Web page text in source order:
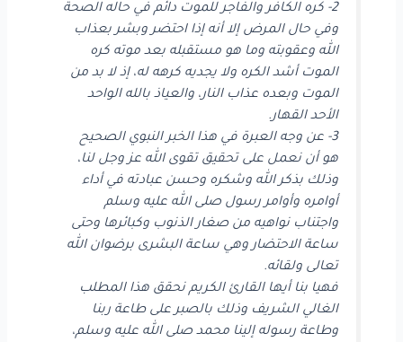
2- كره الكافر والفاجر للموت دائم في حاله الصحة
وفي حال المرض إلا أنه إذا احتضر وبشر بعذاب
الله وعقوبته وما هو مستقبله بعد موته كره
الموت أشد الكره ولا يجديه كرهه له، إذ لا بد من
الموت وبعده عذاب النار، والعياذ بالله الواحد
الأحد القهار.
3- عن وجه العبرة في هذا الخبر النبوي الصحيح
هو أن نعمل على تحقيق تقوى الله عز وجل لنا،
وذلك بذكر الله وشكره وحسن عبادته في أداء
أوامره وأوامر رسول صلى الله عليه وسلم
واجتناب نواهيه من صغار الذنوب وكبائرها وحتى
ساعة الاحتضار وهي ساعة البشرى برضوان الله
تعالى ولقائه.
فهيا بنا أيها القارئ الكريم نحقق هذا المطلب
الغالي الشريف وذلك بالصبر على طاعة ربنا
وطاعة رسوله إلينا محمد صلى الله عليه وسلم،